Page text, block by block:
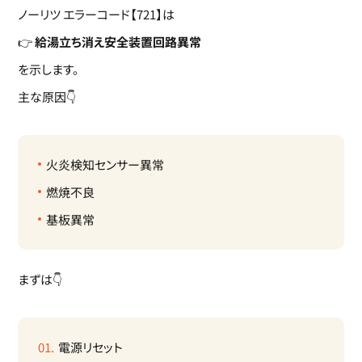
ノーリツ エラーコード【721】は
👉給湯立ち消え安全装置回路異常
を示します。
主な原因👇
火炎検知センサー異常
燃焼不良
基板異常
まずは👇
電源リセット